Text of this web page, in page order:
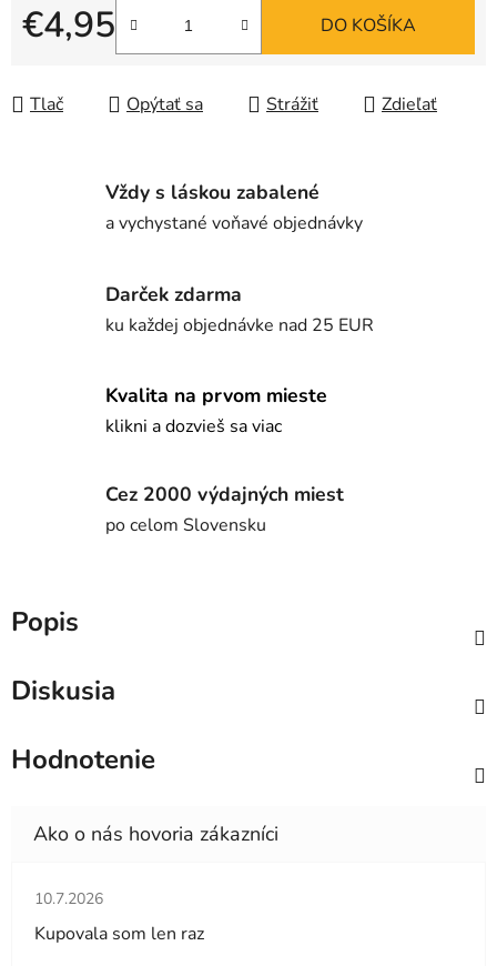
€4,95
Jednotková cena:
DO KOŠÍKA
Tlač Opýtať sa Strážiť Zdieľať
Vždy s láskou zabalené
a vychystané voňavé objednávky
Darček zdarma
ku každej objednávke nad 25 EUR
Kvalita na prvom mieste
klikni a dozvieš sa viac
Cez 2000 výdajných miest
po celom Slovensku
Popis
Diskusia
Hodnotenie
Hodnotenie obchodu je 5 z 5 hviezdičiek.
10.7.2026
Kupovala som len raz